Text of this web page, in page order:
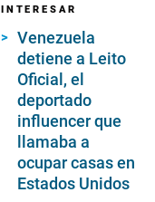
INTERESAR
Venezuela
detiene a Leito
Oficial, el
deportado
influencer que
llamaba a
ocupar casas en
Estados Unidos